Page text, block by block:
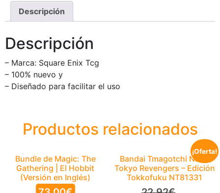
Descripción
Descripción
– Marca: Square Enix Tcg
– 100% nuevo y
– Diseñado para facilitar el uso
Productos relacionados
Bundle de Magic: The
Gathering | El Hobbit
(Versión en Inglés)
¡Oferta!
Bandai Tmagotchi Nano
Tokyo Revengers – Edición
Tokkofuku NT81331